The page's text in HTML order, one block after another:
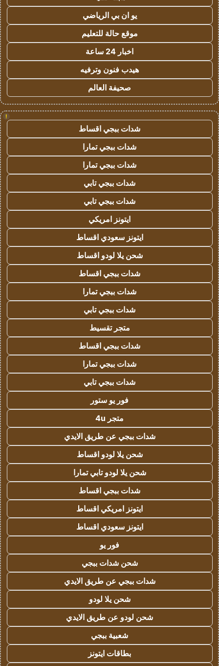
يو ان بي الرياضي
موقع حالة للتعليم
اخبار 24 ساعة
هيدب فنون وترفيه
صحيفة العالم
!
شدات ببجي اقساط
شدات ببجي تمارا
شدات ببجي تمارا
شدات ببجي تابي
شدات ببجي تابي
ايتونز امريكي
ايتونز سعودي اقساط
شحن يلا لودو اقساط
شدات ببجي اقساط
شدات ببجي تمارا
شدات ببجي تابي
متجر تقسيط
شدات ببجي اقساط
شدات ببجي تمارا
شدات ببجي تابي
فور يو ستور
متجر 4u
شدات ببجي عن طريق الايدي
شحن يلا لودو اقساط
شحن يلا لودو تابي تمارا
شدات ببجي اقساط
ايتونز امريكي اقساط
ايتونز سعودي اقساط
فور يو
شحن شدات ببجي
شدات ببجي عن طريق الايدي
شحن يلا لودو
شحن لودو عن طريق الايدي
شعبية ببجي
بطاقات ايتونز